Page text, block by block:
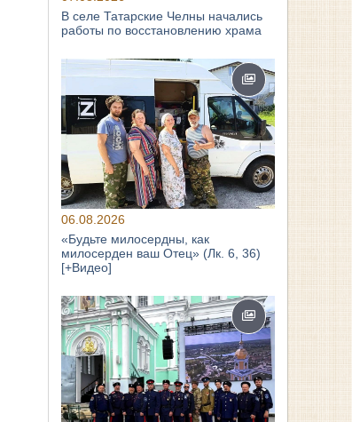
В селе Татарские Челны начались
работы по восстановлению храма
06.08.2026
«Будьте милосердны, как
милосерден ваш Отец» (Лк. 6, 36)
[+Видео]